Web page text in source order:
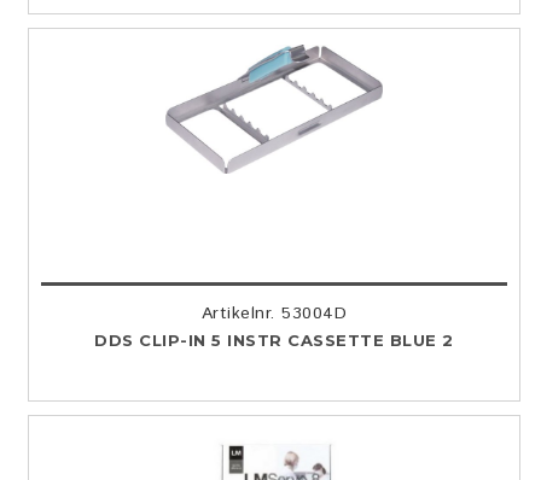
Artikelnr. 53004D
DDS CLIP-IN 5 INSTR CASSETTE BLUE 2